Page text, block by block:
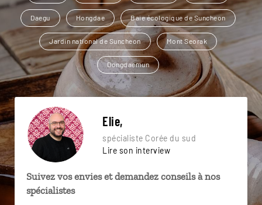
Daegu Hongdae Baie écologique de Suncheon
Jardin national de Suncheon Mont Seorak
Dongdaemun
Elie,
spécialiste Corée du sud
Lire son interview
Suivez vos envies et demandez conseils à nos
spécialistes